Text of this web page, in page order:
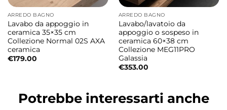
quotidiano.
Collezione Cosa dal design moderno e
versatile
Le proporzioni compatte e il profilo
geometrico con angoli arrotondati rendono
piccoli spazi, bagni ospiti o ambienti dal
ARREDO BAGNO
Lavabo da appoggio in
ceramica 35×35 cm
Collezione Normal 02S AXA
ceramica
€179.00
ARREDO BAGNO
Lavabo/lavatoio da
appoggio o sospeso in
ceramica 60×38 cm
Collezione MEG11PRO
Galassia
€353.00
Potrebbe interessarti anche